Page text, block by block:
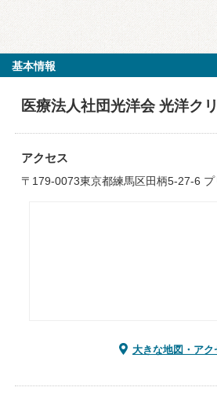
基本情報
医療法人社団光洋会 光洋ク
アクセス
〒179-0073東京都練馬区田柄5-27-6
大きな地図・アク